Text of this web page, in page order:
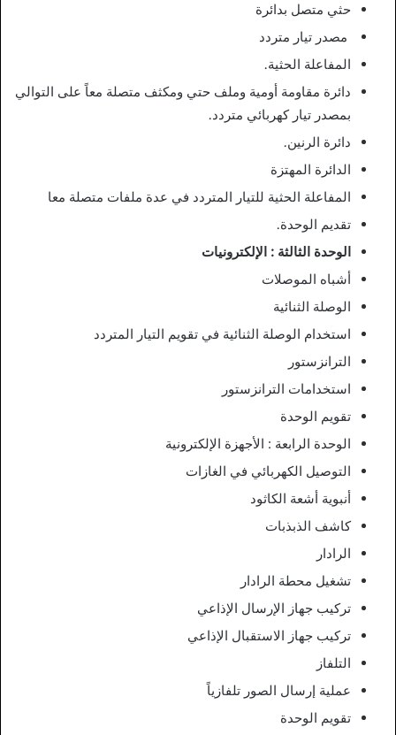
حثي متصل بدائرة
مصدر تيار متردد
المفاعلة الحثية.
دائرة مقاومة أومية وملف حتي ومكثف متصلة معاً على التوالي
بمصدر تيار كهربائي متردد.
دائرة الرنين.
الدائرة المهتزة
المفاعلة الحثية للتيار المتردد في عدة ملفات متصلة معا
تقديم الوحدة.
الوحدة الثالثة : الإلكترونيات
أشباه الموصلات
الوصلة الثنائية
استخدام الوصلة الثنائية في تقويم التيار المتردد
الترانزستور
استخدامات الترانزستور
تقويم الوحدة
الوحدة الرابعة : الأجهزة الإلكترونية
التوصيل الكهربائي في الغازات
أنبوية أشعة الكاثود
کاشف الذبذبات
الرادار
تشغيل محطة الرادار
ترکیب جهاز الإرسال الإذاعي
ترکیب جهاز الاستقبال الإذاعي
التلفاز
عملية إرسال الصور تلفازياً
تقويم الوحدة